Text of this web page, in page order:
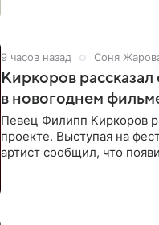
9 часов назад Соня
Киркоров
в новогоднем
Певец Филипп Киркоров
проекте. Выступая на
артист сообщил, что